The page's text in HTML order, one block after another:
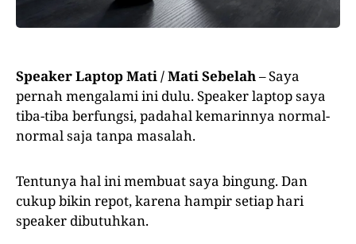
Speaker Laptop Mati / Mati Sebelah– Saya
pernah mengalami ini dulu. Speaker laptop saya
tiba-tiba berfungsi, padahal kemarinnya normal-
normal saja tanpa masalah.
Tentunya hal ini membuat saya bingung. Dan
cukup bikin repot, karena hampir setiap hari
speaker dibutuhkan.